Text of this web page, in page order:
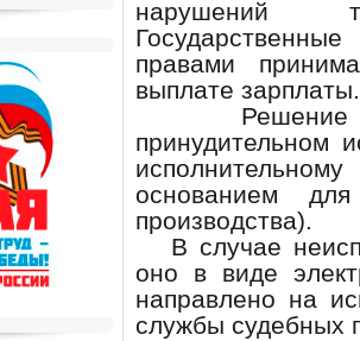
нарушений
правами
выплате зарплаты.
Решение
принудительном
основанием для
производства).
В случае
оно в виде
направлено на
службы судебных